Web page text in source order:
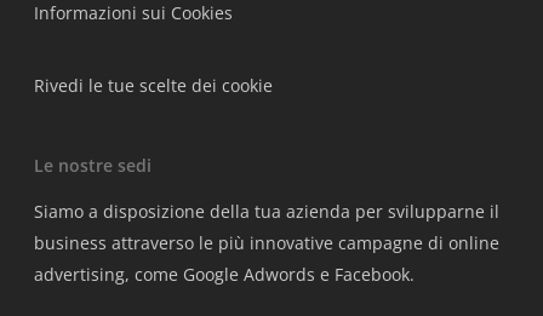
Informazioni sui Cookies
Rivedi le tue scelte dei cookie
Le nostre sedi
Siamo a disposizione della tua azienda per svilupparne il
business attraverso le più innovative campagne di online
advertising, come Google Adwords e Facebook.